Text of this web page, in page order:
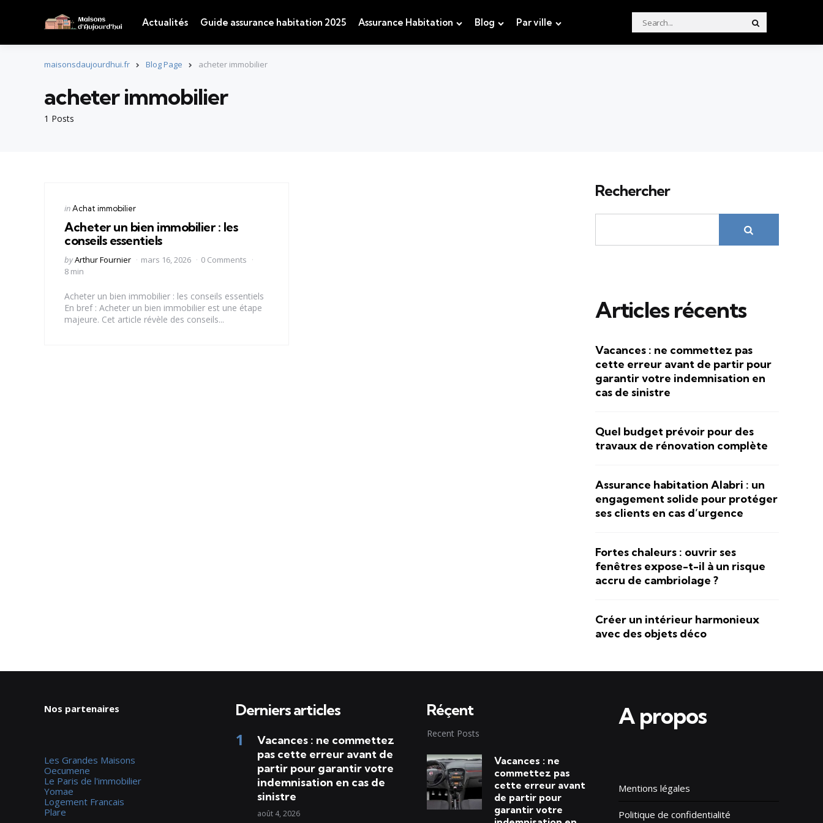
Actualités Guide assurance habitation 2025 Assurance Habitation Blog Par ville
Search
for:
maisonsdaujourdhui.fr Blog Page acheter immobilier
1 Posts
acheter immobilier
Categories
Posted
inAchat immobilier
Acheter un bien immobilier : les
conseils essentiels
Posted
by
byArthur Fournier mars 16, 2026
0 Comments
8 min
Acheter un bien immobilier : les conseils essentiels
En bref : Acheter un bien immobilier est une étape
majeure. Cet article révèle des conseils...
Rechercher
Articles récents
Vacances : ne commettez pas
cette erreur avant de partir pour
garantir votre indemnisation en
cas de sinistre
Quel budget prévoir pour des
travaux de rénovation complète
Assurance habitation Alabri : un
engagement solide pour protéger
ses clients en cas d’urgence
Fortes chaleurs : ouvrir ses
fenêtres expose-t-il à un risque
accru de cambriolage ?
Créer un intérieur harmonieux
avec des objets déco
Nos partenaires
Les Grandes Maisons
Oecumene
Le Paris de l'immobilier
Yomae
Logement Francais
Plare
Derniers articles
Vacances : ne commettez
pas cette erreur avant de
partir pour garantir votre
indemnisation en cas de
sinistre
août 4, 2026
Réçent
Recent Posts
Vacances : ne
commettez pas
cette erreur avant
de partir pour
garantir votre
A propos
Mentions légales
Politique de confidentialité